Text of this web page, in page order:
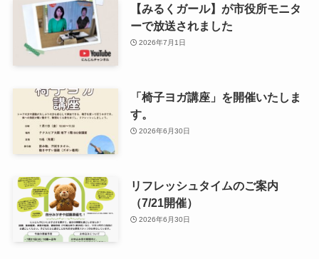
【みるくガール】が市役所モニタ
ーで放送されました
2026年7月1日
「椅子ヨガ講座」を開催いたしま
す。
2026年6月30日
リフレッシュタイムのご案内
（7/21開催）
2026年6月30日